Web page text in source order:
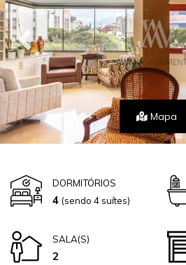
Mapa
DORMITÓRIOS
4 (sendo 4 suítes)
SALA(S)
2